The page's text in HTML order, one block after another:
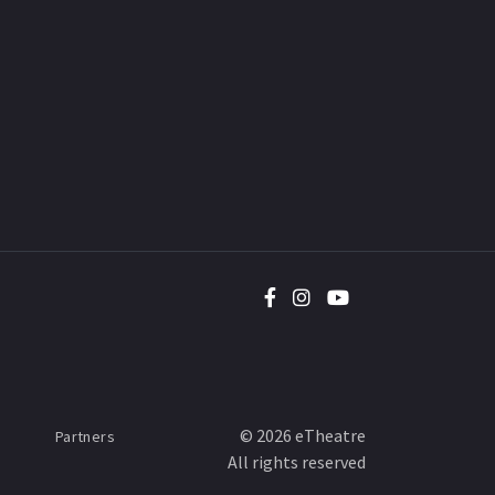
Partners © 2026 eTheatre
All rights reserved